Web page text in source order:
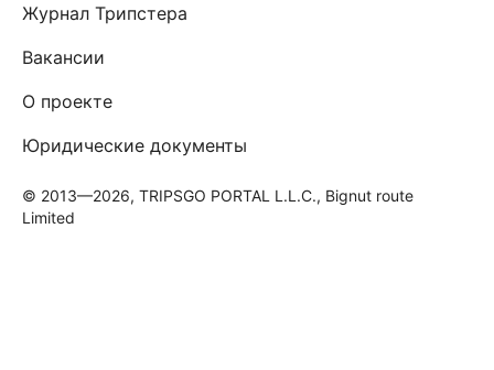
Журнал Трипстера
Вакансии
О проекте
Юридические документы
© 2013—2026, TRIPSGO PORTAL L.L.C., Bignut route
Limited